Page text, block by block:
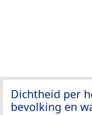
Dichtheid per
bevolking en